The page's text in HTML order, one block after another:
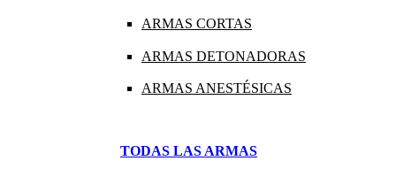
ARMAS CORTAS
ARMAS DETONADORAS
ARMAS ANESTÉSICAS
TODAS LAS ARMAS